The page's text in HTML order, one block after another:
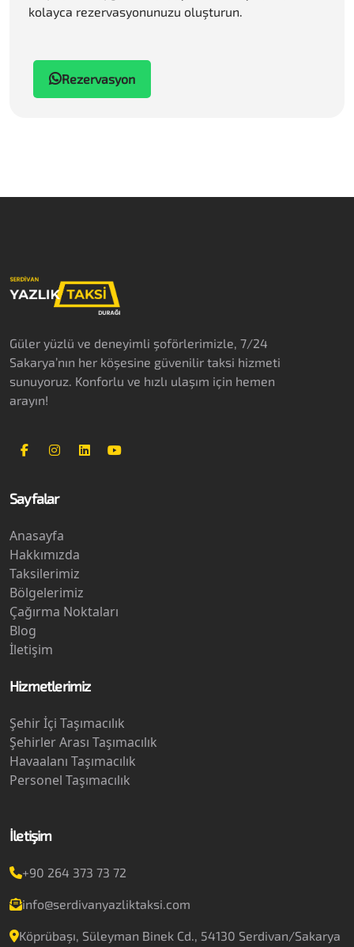
kolayca rezervasyonunuzu oluşturun.
Rezervasyon
Güler yüzlü ve deneyimli şoförlerimizle, 7/24
Sakarya’nın her köşesine güvenilir taksi hizmeti
sunuyoruz. Konforlu ve hızlı ulaşım için hemen
arayın!
Sayfalar
Anasayfa
Hakkımızda
Taksilerimiz
Bölgelerimiz
Çağırma Noktaları
Blog
İletişim
Hizmetlerimiz
Şehir İçi Taşımacılık
Şehirler Arası Taşımacılık
Havaalanı Taşımacılık
Personel Taşımacılık
İletişim
+90 264 373 73 72
info@serdivanyazliktaksi.com
Köprübaşı, Süleyman Binek Cd., 54130 Serdivan/Sakarya